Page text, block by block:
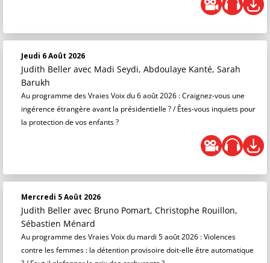
Jeudi 6 Août 2026
Judith Beller avec Madi Seydi, Abdoulaye Kanté, Sarah
Barukh
Au programme des Vraies Voix du 6 août 2026 : Craignez-vous une
ingérence étrangère avant la présidentielle ? / Êtes-vous inquiets pour
la protection de vos enfants ?
Mercredi 5 Août 2026
Judith Beller avec Bruno Pomart, Christophe Rouillon,
Sébastien Ménard
Au programme des Vraies Voix du mardi 5 août 2026 : Violences
contre les femmes : la détention provisoire doit-elle être automatique